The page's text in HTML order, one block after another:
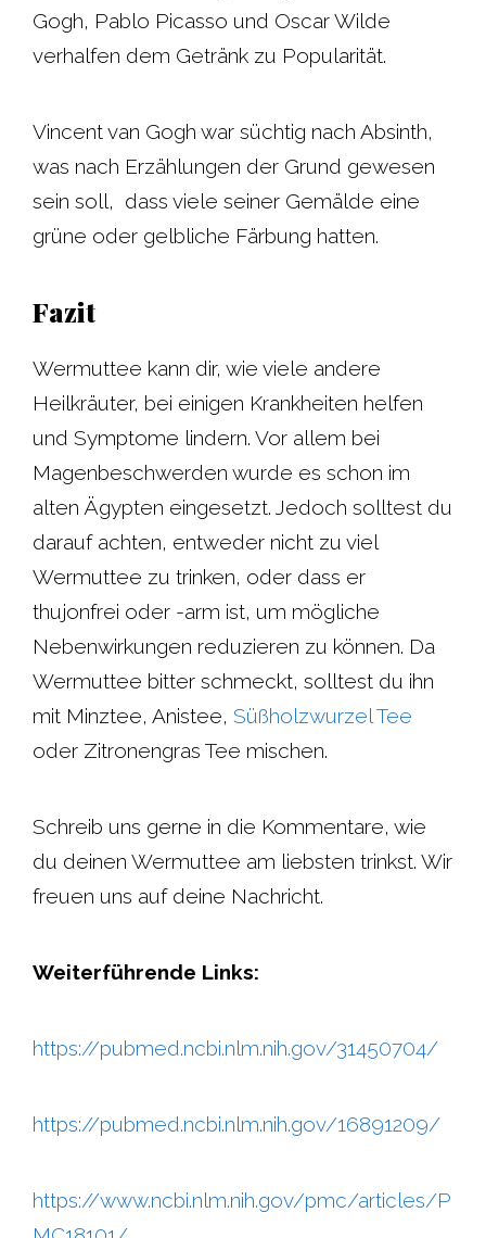
Gogh, Pablo Picasso und Oscar Wilde
verhalfen dem Getränk zu Popularität.
Vincent van Gogh war süchtig nach Absinth,
was nach Erzählungen der Grund gewesen
sein soll, dass viele seiner Gemälde eine
grüne oder gelbliche Färbung hatten.
Fazit
Wermuttee kann dir, wie viele andere
Heilkräuter, bei einigen Krankheiten helfen
und Symptome lindern. Vor allem bei
Magenbeschwerden wurde es schon im
alten Ägypten eingesetzt. Jedoch solltest du
darauf achten, entweder nicht zu viel
Wermuttee zu trinken, oder dass er
thujonfrei oder -arm ist, um mögliche
Nebenwirkungen reduzieren zu können. Da
Wermuttee bitter schmeckt, solltest du ihn
mit Minztee, Anistee, Süßholzwurzel Tee
oder Zitronengras Tee mischen.
Schreib uns gerne in die Kommentare, wie
du deinen Wermuttee am liebsten trinkst. Wir
freuen uns auf deine Nachricht.
Weiterführende Links:
https://pubmed.ncbi.nlm.nih.gov/31450704/
https://pubmed.ncbi.nlm.nih.gov/16891209/
https://www.ncbi.nlm.nih.gov/pmc/articles/P